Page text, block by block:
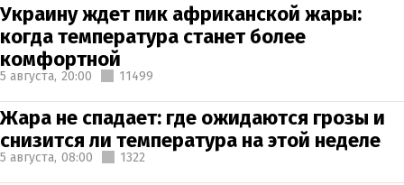
Украину ждет пик африканской жары:
когда температура станет более
комфортной
5 августа, 20:00 11499
Жара не спадает: где ожидаются грозы и
снизится ли температура на этой неделе
5 августа, 08:00 1322